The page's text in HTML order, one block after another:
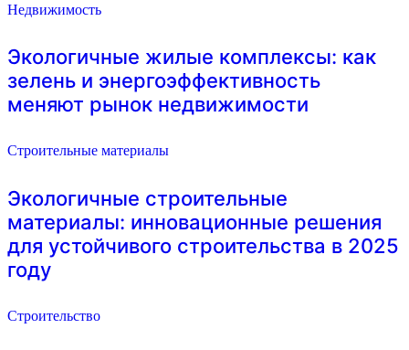
Недвижимость
Экологичные жилые комплексы: как
зелень и энергоэффективность
меняют рынок недвижимости
Строительные материалы
Экологичные строительные
материалы: инновационные решения
для устойчивого строительства в 2025
году
Строительство